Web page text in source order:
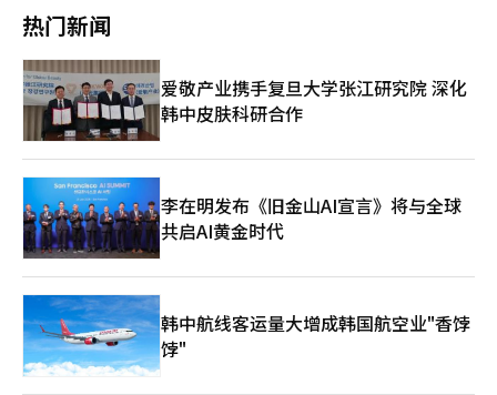
难度较大，部分VIP门票被炒至最高400万韩元（约合人民币1.9万
元），社交网络（SNS）及开放聊天群中亦出现兜售免费门票的现
象。此外，利用非法程序转移门票或ID等违规操作也屡见不鲜。
在此背景下，外界将目光投向政府监管层面。文化体育观光部长崔
辉永此前多次指出，黄牛问题属于长期顽疾，亟需系统整治。崔辉
永在前一日举行的记者座谈会上表示，“黄牛问题并非首次出现，
政府正在密切关注相关情况。”他同时指出，若提前公开具体对
策，可能为违规交易者提供规避空间，因此难以对外披露细节，并
强调将尽最大努力避免令人不快的情况发生。 此外，崔辉永还透
露，大众文化交流委员会大众音乐分科中包括HYBE代表参与，双
方保持紧密沟通，如遇紧急事项会直接联系。目前，相关部门正在
就演出安全及交通管理等问题进行实务层面讨论。 值得关注的
是，针对规模超过1000亿韩元的黄牛票市场，《演出法》及《国
确全面禁止利用宏程序进行不正当售票行为，并将非法购买及转售
一并纳入规制范围。
热门新闻
爱敬产业携手复旦大学张江研究院 深化
韩中皮肤科研合作
李在明发布《旧金山AI宣言》将与全球
共启AI黄金时代
韩中航线客运量大增成韩国航空业"香饽
饽"